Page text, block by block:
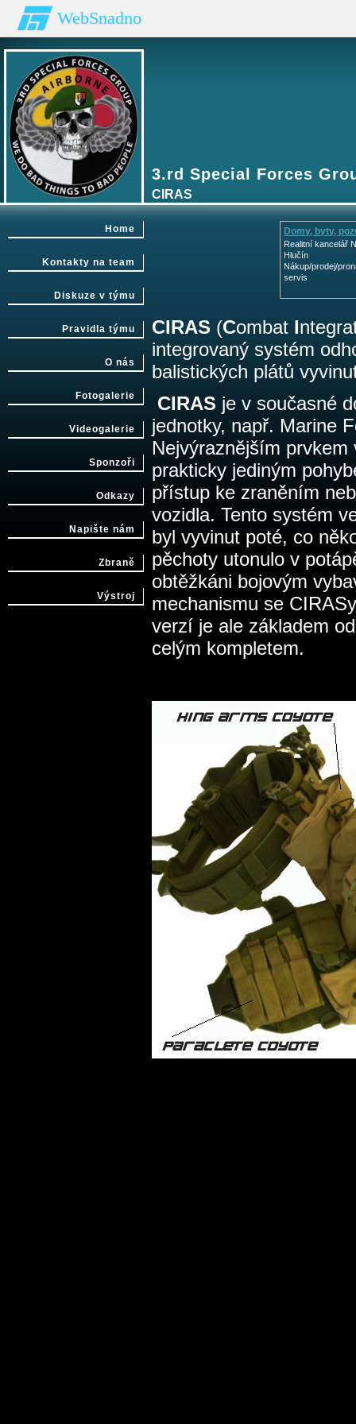
WebSnadno
3.rd Special Forces
CIRAS
Home
Kontakty na team
Diskuze v týmu
Pravidla týmu
O nás
Fotogalerie
Videogalerie
Sponzoři
Odkazy
Napište nám
Zbraně
Výstroj
Domy, byty,
Realitní kancelář
Hlučín
Nákup/prodej/
servis
CIRAS (Combat I
integrovaný systém
balistických plátů
CIRAS je v současné
jednotky, např. Marine
Nejvýraznějším
prakticky jediným
přístup ke zraněním
vozidla. Tento systém
byl vyvinut poté, co
pěchoty utonulo v
obtěžkáni bojovým
mechanismu se
verzí je ale základem
celým kompletem.